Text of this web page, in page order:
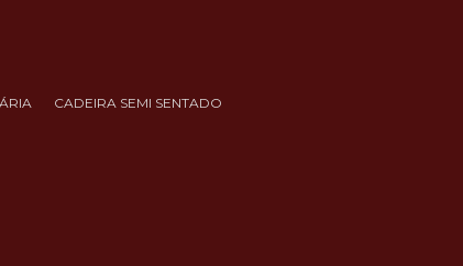
CADEIRA SEMI SENTADO